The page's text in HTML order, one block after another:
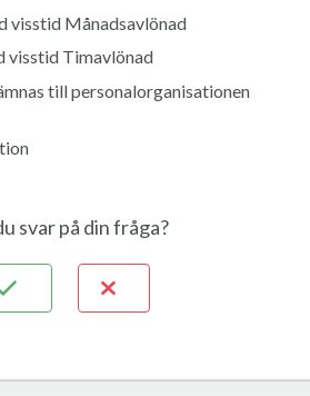
visstid Månadsavlönad
visstid Timavlönad
till personalorganisationen
svar på din fråga?